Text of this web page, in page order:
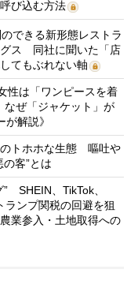
び込む方法
できる新形態レストラ
グス 同社に聞いた「店
てもぶれない軸
性は「ワンピースを着
なぜ「ジャケット」が
解説》
のトホホな生態 嘔吐や
客”とは
SHEIN、TikTok、
ンプ関税の回避を狙
業参入・土地取得への